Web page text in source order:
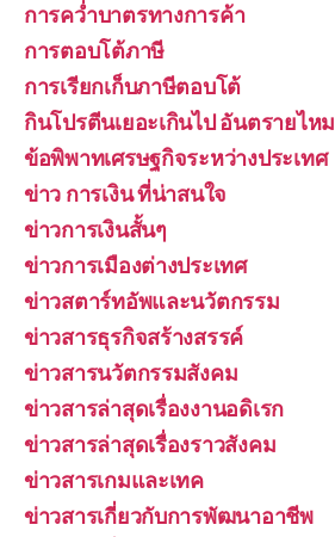
การคว่ำบาตรทางการค้า
การตอบโต้ภาษี
การเรียกเก็บภาษีตอบโต้
กินโปรตีนเยอะเกินไป อันตรายไหม
ข้อพิพาทเศรษฐกิจระหว่างประเทศ
ข่าว การเงิน ที่น่าสนใจ
ข่าวการเงินสั้นๆ
ข่าวการเมืองต่างประเทศ
ข่าวสตาร์ทอัพและนวัตกรรม
ข่าวสารธุรกิจสร้างสรรค์
ข่าวสารนวัตกรรมสังคม
ข่าวสารล่าสุดเรื่องงานอดิเรก
ข่าวสารล่าสุดเรื่องราวสังคม
ข่าวสารเกมและเทค
ข่าวสารเกี่ยวกับการพัฒนาอาชีพ